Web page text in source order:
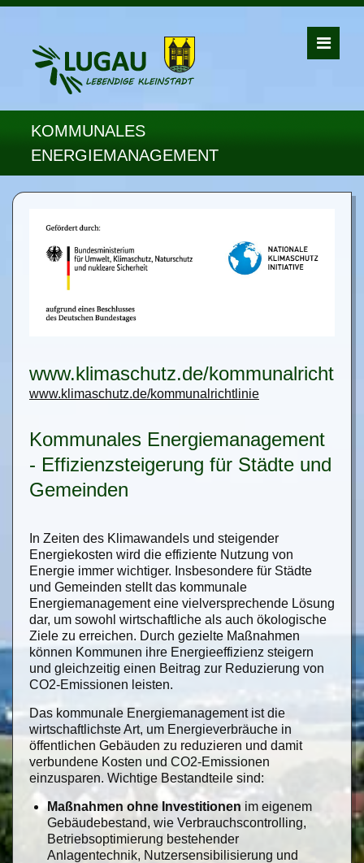
KOMMUNALES
ENERGIEMANAGEMENT
www.klimaschutz.de/
www.klimaschutz.de/kommunalrichtlinie
Kommunales Energiemanagement
- Effizienzsteigerung für Städte und
Gemeinden
In Zeiten des Klimawandels und steigender
Energiekosten wird die effiziente Nutzung von
Energie immer wichtiger. Insbesondere für Städte
und Gemeinden stellt das kommunale
Energiemanagement eine vielversprechende Lösung
dar, um sowohl wirtschaftliche als auch ökologische
Ziele zu erreichen. Durch gezielte Maßnahmen
können Kommunen ihre Energieeffizienz steigern
und gleichzeitig einen Beitrag zur Reduzierung von
CO2-Emissionen leisten.
Das kommunale Energiemanagement ist die
wirtschaftlichste Art, um Energieverbräuche in
öffentlichen Gebäuden zu reduzieren und damit
verbundene Kosten und CO2-Emissionen
einzusparen. Wichtige Bestandteile sind:
Maßnahmen ohne Investitionen im eigenem
Gebäudebestand, wie Verbrauchscontrolling,
Betriebsoptimierung bestehender
Anlagentechnik, Nutzersensibilisierung und